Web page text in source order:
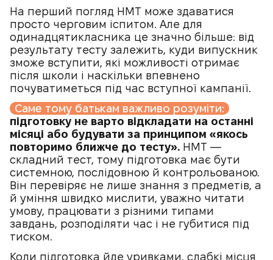
На перший погляд НМТ може здаватися
просто черговим іспитом. Але для
одинадцятикласника це значно більше: від
результату тесту залежить, куди випускник
зможе вступити, які можливості отримає
після школи і наскільки впевнено
почуватиметься під час вступної кампанії.
Саме тому батькам важливо розуміти:
підготовку не варто відкладати на останні
місяці або будувати за принципом «якось
повторимо ближче до тесту». НМТ —
складний тест, тому підготовка має бути
системною, послідовною й контрольованою.
Він перевіряє не лише знання з предметів, а
й уміння швидко мислити, уважно читати
умову, працювати з різними типами
завдань, розподіляти час і не губитися під
тиском.
Коли підготовка йде уривками, слабкі місця